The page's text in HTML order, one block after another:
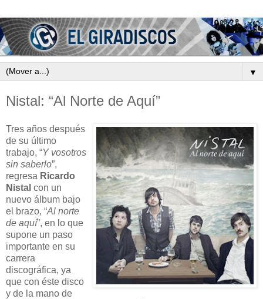
▼
Nistal: “Al Norte de Aquí”
Tres años después
de su último
trabajo, “Y vosotros
sin saberlo”,
regresa Ricardo
Nistal con un
nuevo álbum bajo
el brazo, “Al norte
de aquí”, en lo que
supone un paso
importante en su
carrera
discográfica, ya
que con éste disco
y de la mano de